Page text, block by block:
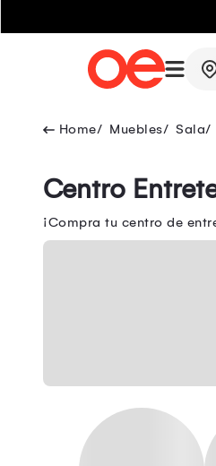
Muebles Sala
Centro
¡Compra tu centro de